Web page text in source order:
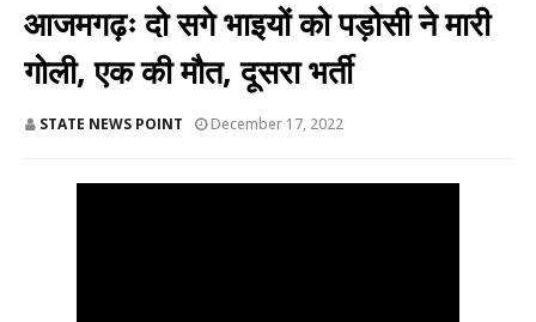
आजमगढ़ः दो सगे भाइयों को पड़ोसी ने मारी
गोली, एक की मौत, दूसरा भर्ती
STATE NEWS POINT December 17, 2022